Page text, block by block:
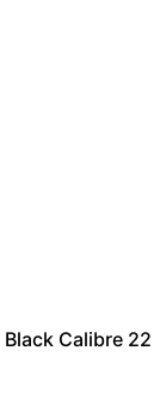
Calibre 22